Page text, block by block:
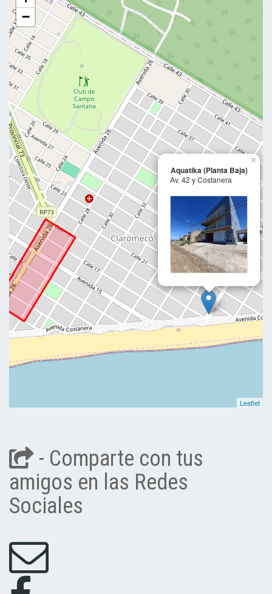
Aquatika (Planta Baja)
Av. 42 y Costanera
×
−
Leaflet
- Comparte con tus
amigos en las Redes
Sociales